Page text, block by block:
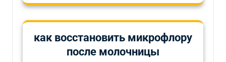
как восстановить микрофлору
после молочницы